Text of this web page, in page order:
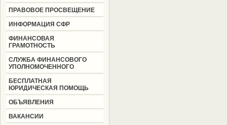
ПРАВОВОЕ ПРОСВЕЩЕНИЕ
ИНФОРМАЦИЯ СФР
ФИНАНСОВАЯ
ГРАМОТНОСТЬ
СЛУЖБА ФИНАНСОВОГО
УПОЛНОМОЧЕННОГО
БЕСПЛАТНАЯ
ЮРИДИЧЕСКАЯ ПОМОЩЬ
ОБЪЯВЛЕНИЯ
ВАКАНСИИ